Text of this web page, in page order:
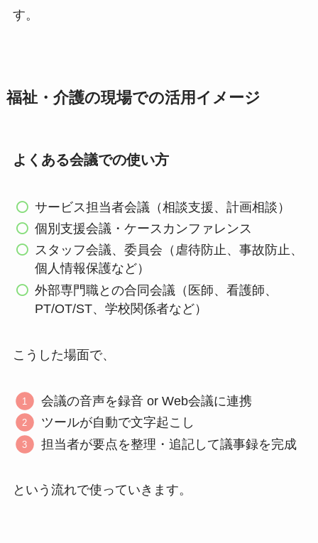
す。
福祉・介護の現場での活用イメージ
よくある会議での使い方
サービス担当者会議（相談支援、計画相談）
個別支援会議・ケースカンファレンス
スタッフ会議、委員会（虐待防止、事故防止、
個人情報保護など）
外部専門職との合同会議（医師、看護師、
PT/OT/ST、学校関係者など）
こうした場面で、
会議の音声を録音 or Web会議に連携
ツールが自動で文字起こし
担当者が要点を整理・追記して議事録を完成
という流れで使っていきます。